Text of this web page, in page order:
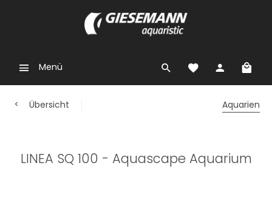
Menü
Übersicht Aquarien
LINEA SQ 100 - Aquascape Aquarium